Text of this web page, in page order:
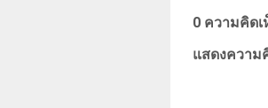
0 ความคิดเ
แสดงความ